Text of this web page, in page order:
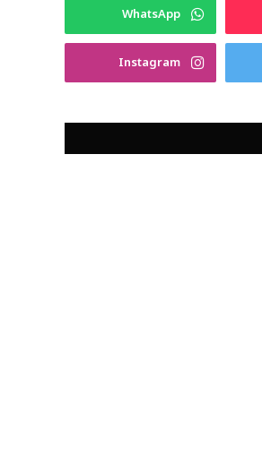
WhatsApp
Instagram